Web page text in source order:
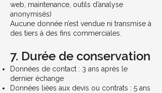
web, maintenance, outils d’analyse
anonymisés)
Aucune donnée n’est vendue ni transmise à
des tiers à des fins commerciales.
7. Durée de conservation
Données de contact : 3 ans après le
dernier échange
Données liées aux devis ou contrats : 5 ans